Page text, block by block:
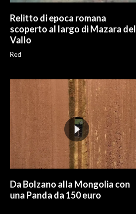
Relitto di epoca romana
scoperto al largo di Mazara del
Vallo
Red
Da Bolzano alla Mongolia con
una Panda da 150 euro